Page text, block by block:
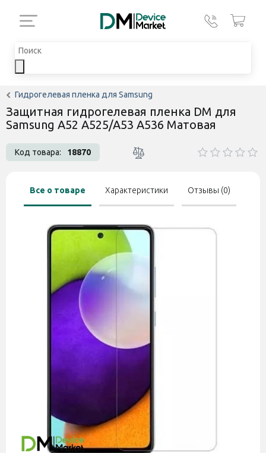
Гидрогелевая пленка для Samsung
Защитная гидрогелевая пленка DM для
Samsung A52 A525/A53 A536 Матовая
Код товара: 18870
Все о товаре Характеристики Отзывы (0)